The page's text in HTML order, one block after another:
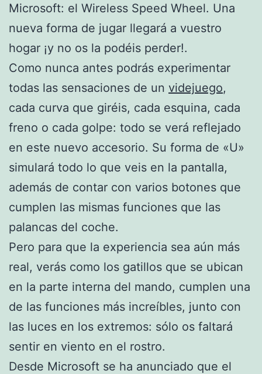
Microsoft: el Wireless Speed Wheel. Una
nueva forma de jugar llegará a vuestro
hogar ¡y no os la podéis perder!.
Como nunca antes podrás experimentar
todas las sensaciones de un videjuego,
cada curva que giréis, cada esquina, cada
freno o cada golpe: todo se verá reflejado
en este nuevo accesorio. Su forma de «U»
simulará todo lo que veis en la pantalla,
además de contar con varios botones que
cumplen las mismas funciones que las
palancas del coche.
Pero para que la experiencia sea aún más
real, verás como los gatillos que se ubican
en la parte interna del mando, cumplen una
de las funciones más increíbles, junto con
las luces en los extremos: sólo os faltará
sentir en viento en el rostro.
Desde Microsoft se ha anunciado que el